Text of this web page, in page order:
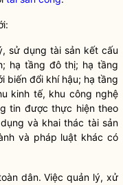
sử dụng tài sản kết cấu
hạ tầng đô thị; hạ tầng
biến đổi khí hậu; hạ tầng
kinh tế, khu công nghệ
tin được thực hiện theo
và khai thác tài sản
và pháp luật khác có
dân. Việc quản lý, xử